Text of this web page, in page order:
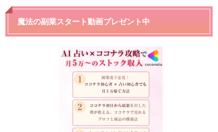
魔法の副業スタート動画プレゼント中